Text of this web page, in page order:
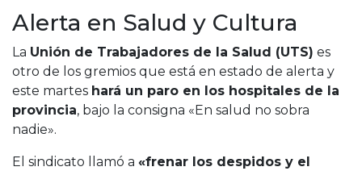
Alerta en Salud y Cultura
La Unión de Trabajadores de la Salud (UTS) es
otro de los gremios que está en estado de alerta y
este martes hará un paro en los hospitales de la
provincia, bajo la consigna «En salud no sobra
nadie».
El sindicato llamó a «frenar los despidos y el